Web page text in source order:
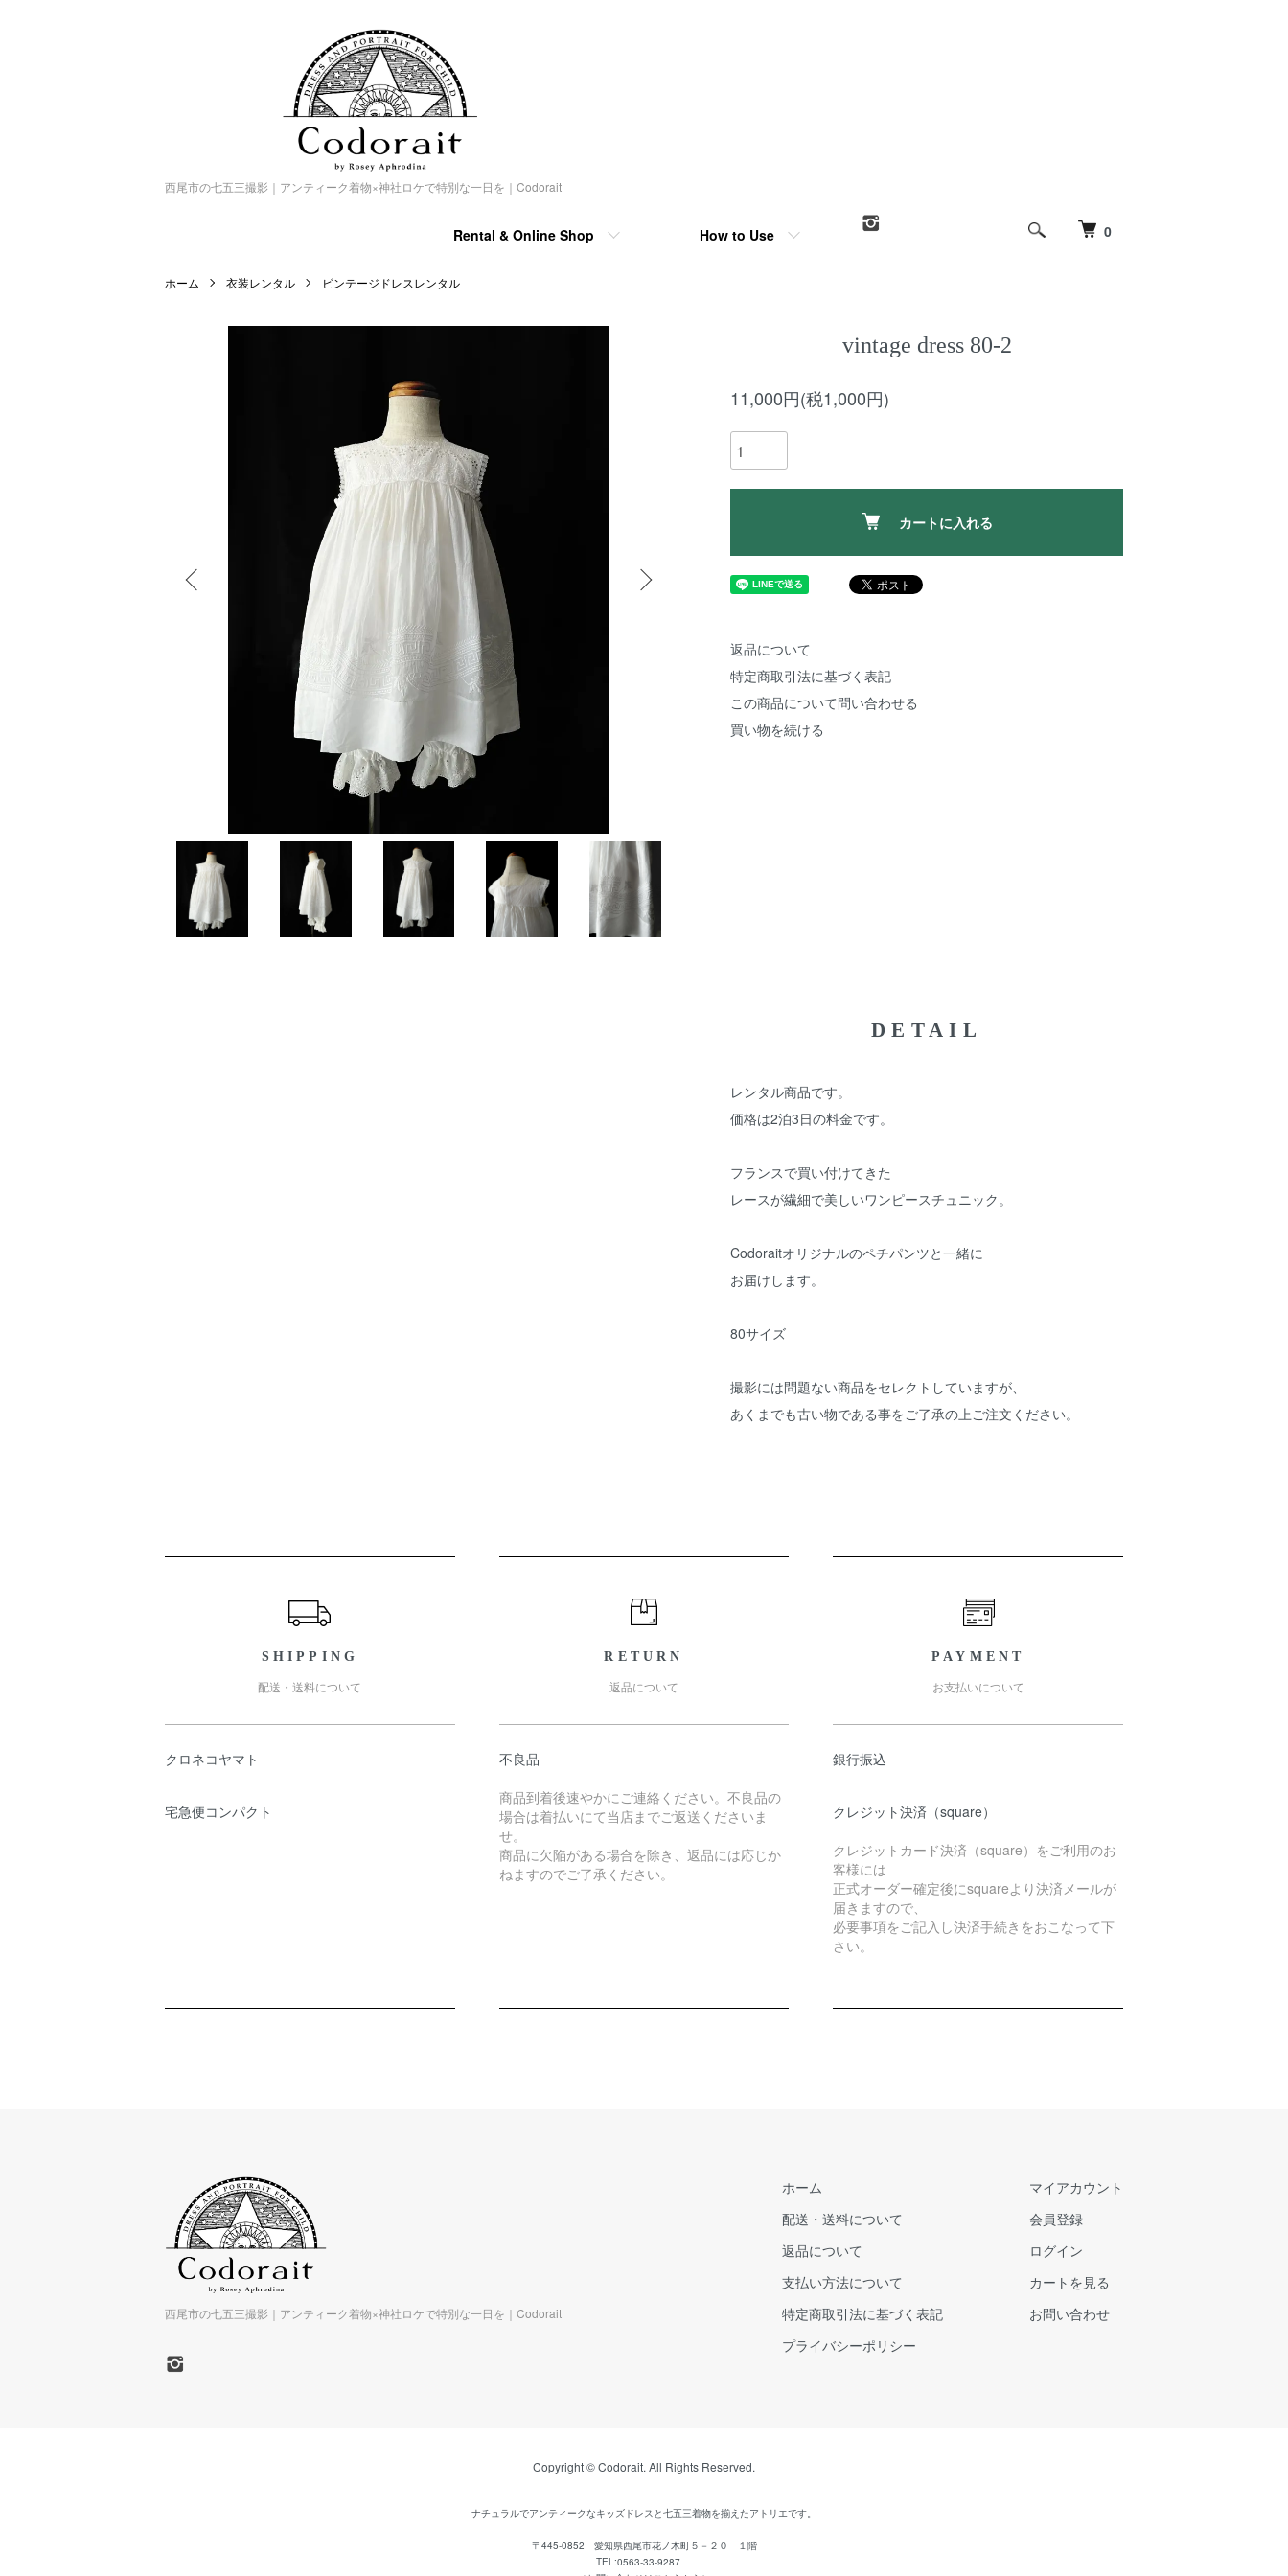
西尾市の七五三撮影｜アンティーク着物×神社ロケで特別な一日を｜Codorait
0
Rental & Online Shop How to Use
ホーム 衣装レンタル ビンテージドレスレンタル
vintage dress 80-2
11,000円(税1,000円)
カートに入れる
返品について
特定商取引法に基づく表記
この商品について問い合わせる
買い物を続ける
DETAIL
レンタル商品です。
価格は2泊3日の料金です。
フランスで買い付けてきた
レースが繊細で美しいワンピースチュニック。
Codoraitオリジナルのペチパンツと一緒に
お届けします。
80サイズ
撮影には問題ない商品をセレクトしていますが、
あくまでも古い物である事をご了承の上ご注文ください。
SHIPPING
配送・送料について
クロネコヤマト
宅急便コンパクト
RETURN
返品について
不良品
商品到着後速やかにご連絡ください。不良品の
場合は着払いにて当店までご返送くださいま
せ。
商品に欠陥がある場合を除き、返品には応じか
ねますのでご了承ください。
PAYMENT
お支払いについて
銀行振込
クレジット決済（square）
クレジットカード決済（square）をご利用のお
客様には
正式オーダー確定後にsquareより決済メールが
届きますので、
必要事項をご記入し決済手続きをおこなって下
さい。
西尾市の七五三撮影｜アンティーク着物×神社ロケで特別な一日を｜Codorait
ホーム
配送・送料について
返品について
支払い方法について
特定商取引法に基づく表記
プライバシーポリシー
マイアカウント
会員登録
ログイン
カートを見る
お問い合わせ
Copyright © Codorait. All Rights Reserved.
ナチュラルでアンティークなキッズドレスと七五三着物を揃えたアトリエです。
〒445-0852 愛知県西尾市花ノ木町５－２０ １階
TEL:0563-33-9287